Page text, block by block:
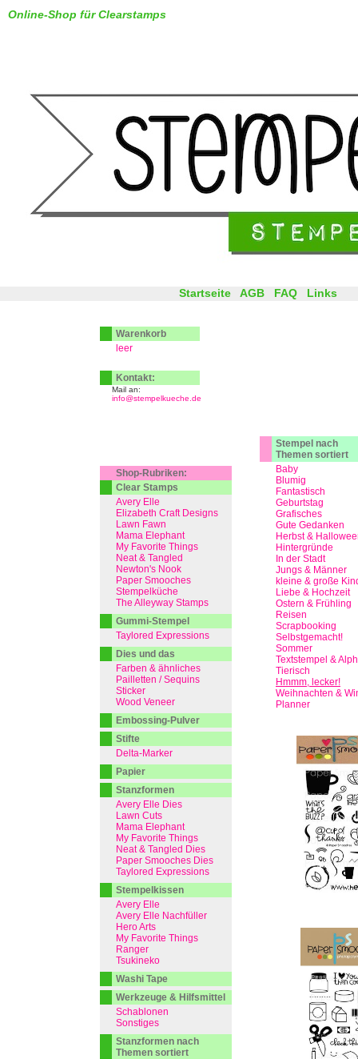
Online-Shop für Clearstamps
Stempel nach
Themen sortiert
Baby
Blumig
Fantastisch
Geburtstag
Grafisches
Gute Gedanken
Herbst &
Hintergründe
In der Stadt
Jungs & Männer
kleine & große
Liebe & Hochzeit
Ostern & Frühling
Reisen
Scrapbooking
Selbstgemacht!
Sommer
Textstempel &
Tierisch
Hmmm, lecker!
Weihnachten &
Planner
Startseite AGB FAQ Links
Warenkorb
leer
Kontakt:
Mail an:
info@stempelkueche.de
Shop-Rubriken:
Clear Stamps
Avery Elle
Elizabeth Craft Designs
Lawn Fawn
Mama Elephant
My Favorite Things
Neat & Tangled
Newton's Nook
Paper Smooches
Stempelküche
The Alleyway Stamps
Gummi-Stempel
Taylored Expressions
Dies und das
Farben & ähnliches
Pailletten / Sequins
Sticker
Wood Veneer
Embossing-Pulver
Stifte
Delta-Marker
Papier
Stanzformen
Avery Elle Dies
Lawn Cuts
Mama Elephant
My Favorite Things
Neat & Tangled Dies
Paper Smooches Dies
Taylored Expressions
Stempelkissen
Avery Elle
Avery Elle Nachfüller
Hero Arts
My Favorite Things
Ranger
Tsukineko
Washi Tape
Werkzeuge & Hilfsmittel
Schablonen
Sonstiges
Stanzformen nach
Themen sortiert